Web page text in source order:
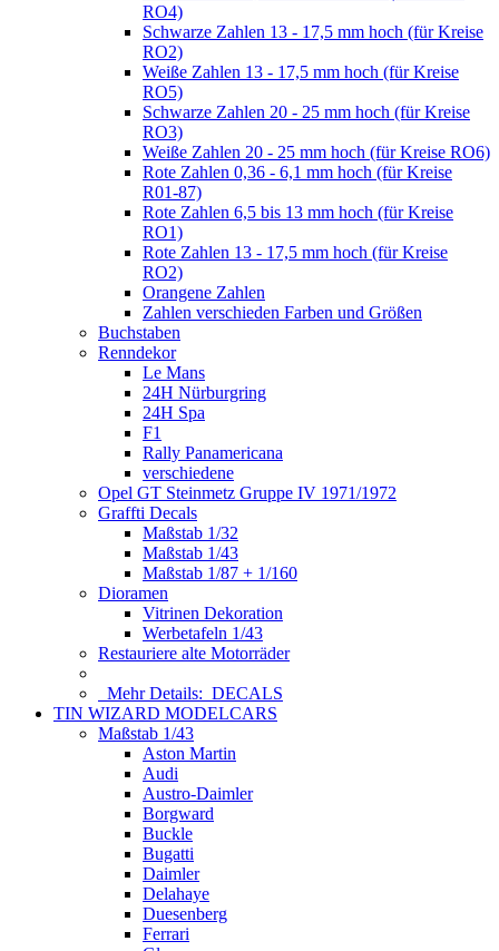
RO4)
Schwarze Zahlen 13 - 17,5 mm hoch (für Kreise
RO2)
Weiße Zahlen 13 - 17,5 mm hoch (für Kreise
RO5)
Schwarze Zahlen 20 - 25 mm hoch (für Kreise
RO3)
Weiße Zahlen 20 - 25 mm hoch (für Kreise RO6)
Rote Zahlen 0,36 - 6,1 mm hoch (für Kreise
R01-87)
Rote Zahlen 6,5 bis 13 mm hoch (für Kreise
RO1)
Rote Zahlen 13 - 17,5 mm hoch (für Kreise
RO2)
Orangene Zahlen
Zahlen verschieden Farben und Größen
Buchstaben
Renndekor
Le Mans
24H Nürburgring
24H Spa
F1
Rally Panamericana
verschiedene
Opel GT Steinmetz Gruppe IV 1971/1972
Graffti Decals
Maßstab 1/32
Maßstab 1/43
Maßstab 1/87 + 1/160
Dioramen
Vitrinen Dekoration
Werbetafeln 1/43
Restauriere alte Motorräder
Mehr Details: DECALS
TIN WIZARD MODELCARS
Maßstab 1/43
Aston Martin
Audi
Austro-Daimler
Borgward
Buckle
Bugatti
Daimler
Delahaye
Duesenberg
Ferrari